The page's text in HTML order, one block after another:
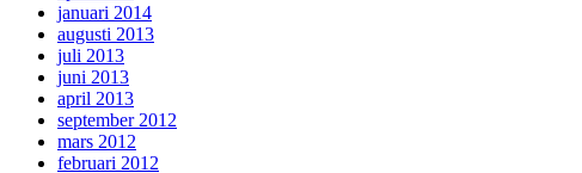
januari 2014
augusti 2013
juli 2013
juni 2013
april 2013
september 2012
mars 2012
februari 2012